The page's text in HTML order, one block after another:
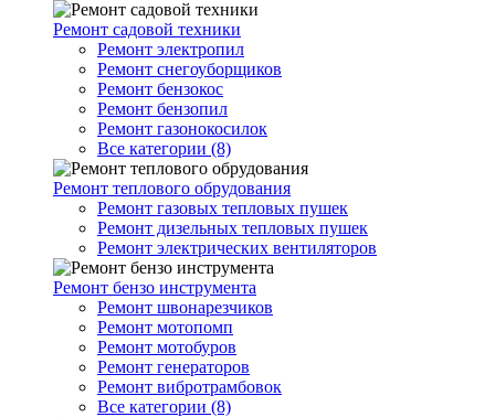
Ремонт садовой техники
Ремонт электропил
Ремонт снегоуборщиков
Ремонт бензокос
Ремонт бензопил
Ремонт газонокосилок
Все категории (8)
Ремонт теплового обрудования
Ремонт газовых тепловых пушек
Ремонт дизельных тепловых пушек
Ремонт электрических вентиляторов
Ремонт бензо инструмента
Ремонт швонарезчиков
Ремонт мотопомп
Ремонт мотобуров
Ремонт генераторов
Ремонт вибротрамбовок
Все категории (8)